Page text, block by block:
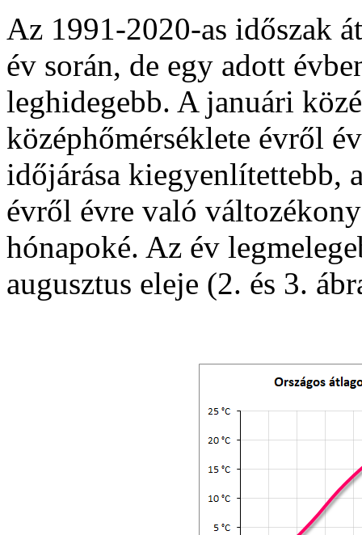
Az 1991-2020-as időszak
év során, de egy adott
leghidegebb. A januári
középhőmérséklete évről
időjárása kiegyenlítettebb,
évről évre való
hónapoké. Az év
augusztus eleje (2. és 3.